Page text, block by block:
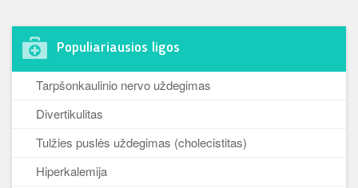
Populiariausios ligos
Tarpšonkaulinio nervo uždegimas
Divertikulitas
Tulžies puslės uždegimas (cholecistitas)
Hiperkalemija